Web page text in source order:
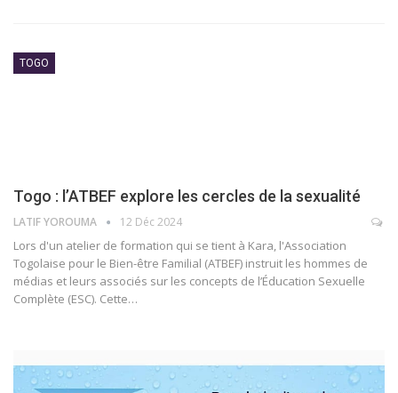
TOGO
Togo : l’ATBEF explore les cercles de la sexualité
LATIF YOROUMA 12 Déc 2024
Lors d'un atelier de formation qui se tient à Kara, l'Association
Togolaise pour le Bien-être Familial (ATBEF) instruit les hommes de
médias et leurs associés sur les concepts de l’Éducation Sexuelle
Complète (ESC). Cette…